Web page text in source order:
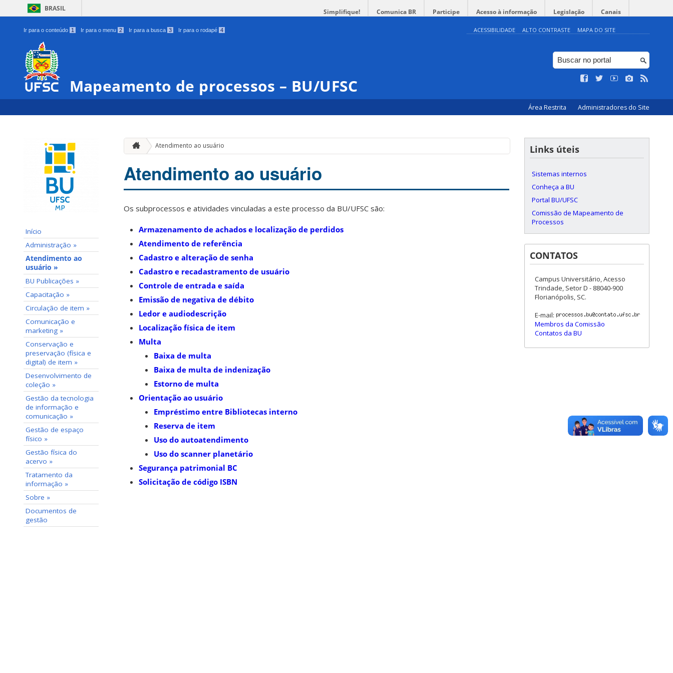
BRASIL Simplifique! Comunica BR Participe Acesso à informação Legislação Canais
Ir para o conteúdo 1 Ir para o menu 2 Ir para a busca 3 Ir para o rodapé 4 ACESSIBILIDADE ALTO CONTRASTE MAPA DO SITE
Mapeamento de processos – BU/UFSC
Área Restrita Administradores do Site
Início
Administração »
Atendimento ao
usuário »
BU Publicações »
Capacitação »
Circulação de item »
Comunicação e
marketing »
Conservação e
preservação (física e
digital) de item »
Desenvolvimento de
coleção »
Gestão da tecnologia
de informação e
comunicação »
Gestão de espaço
físico »
Gestão física do
acervo »
Tratamento da
informação »
Sobre »
Documentos de
gestão
Atendimento ao usuário
Atendimento ao usuário
Os subprocessos e atividades vinculadas a este processo da BU/UFSC são:
Armazenamento de achados e localização de perdidos
Atendimento de referência
Cadastro e alteração de senha
Cadastro e recadastramento de usuário
Controle de entrada e saída
Emissão de negativa de débito
Ledor e audiodescrição
Localização física de item
Multa
Baixa de multa
Baixa de multa de indenização
Estorno de multa
Orientação ao usuário
Empréstimo entre Bibliotecas interno
Reserva de item
Uso do autoatendimento
Uso do scanner planetário
Segurança patrimonial BC
Solicitação de código ISBN
Links úteis
Sistemas internos
Conheça a BU
Portal BU/UFSC
Comissão de Mapeamento de
Processos
CONTATOS
Campus Universitário, Acesso
Trindade, Setor D - 88040-900
Florianópolis, SC.
E-mail:
Membros da Comissão
Contatos da BU